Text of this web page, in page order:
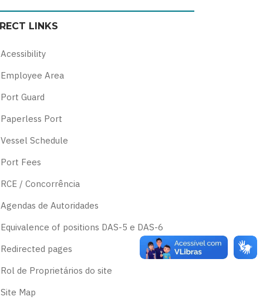
blue
theme
high
visibility
soft
theme
LINKS
Acessibility
Employee Area
Port Guard
Paperless Port
Vessel Schedule
Port Fees
RCE / Concorrência
Agendas de Autoridades
Equivalence of positions DAS-5 e DAS-6
Redirected pages
Rol de Proprietários do site
Site Map